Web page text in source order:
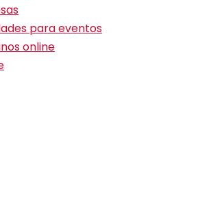
para eventos
online